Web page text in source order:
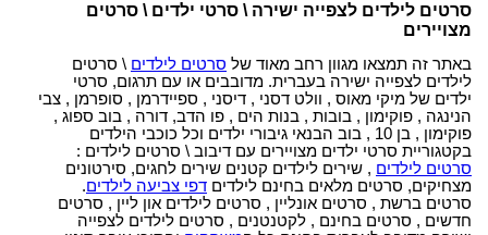
סרטים לילדים לצפייה ישירה \ סרטי ילדים \ סרטים
מצויירים
באתר זה תמצאו מגוון רחב מאוד של סרטים לילדים \ סרטים
לילדים לצפייה ישירה בעברית. מדובבים או עם תרגום, סרטי
ילדים של מיקי מאוס , וולט דסני , דיסני , ספיידרמן , סופרמן , צבי
הנינגה , פוקימון , בובות , בנות הים , פו הדב, דורה , בוב ספוג ,
פוקימון , בן 10 , בוב הבנאי גיבורי ילדים וכל כוכבי הילדים
בקטגוריית סרטי ילדים מצויירים עם דיבוב \ סרטים לילדים :
סרטים לילדים , שירים לילדים קטנים שירים לחגים, סירטונים
מצחיקים, סרטים מלאים בחינם לילדים דפי צביעה לילדים.
סרטים ברשת , סרטים אונליין , סרטים לילדים און ליין , סרטים
חדשים , סרטים בחינם , לקטנטנים , סרטים לילדים לצפייה